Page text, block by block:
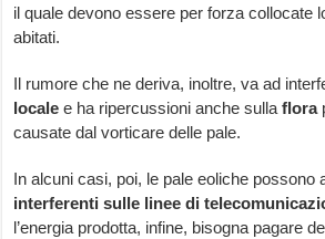
il quale devono essere per forza collocate
abitati.
Il rumore che ne deriva, inoltre, va ad
locale e ha ripercussioni anche sulla flora
causate dal vorticare delle pale.
In alcuni casi, poi, le pale eoliche possono
interferenti sulle linee di
l’energia prodotta, infine, bisogna pagare